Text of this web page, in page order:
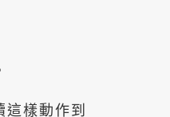
樣動作到